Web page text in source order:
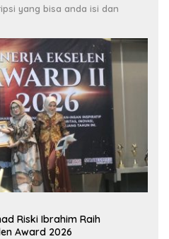
yang bisa anda isi dan
Riski Ibrahim Raih
Award 2026